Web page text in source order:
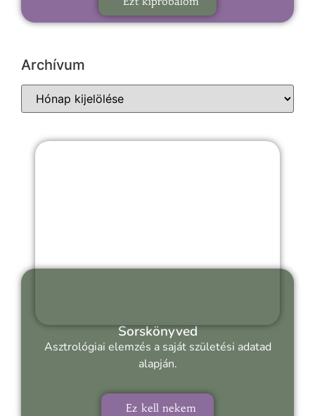
Archívum
Sorskönyved
Asztrológiai elemzés a saját születési adatad
alapján.
Ez kell nekem